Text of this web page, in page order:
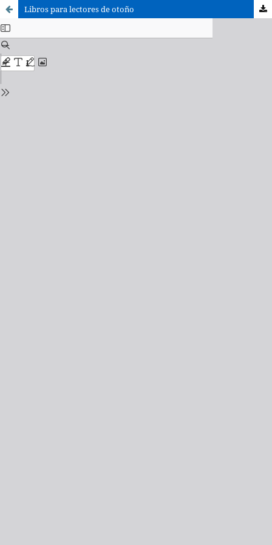
Libros para lectores de otoño